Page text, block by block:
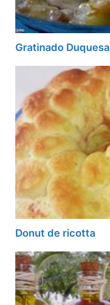
Gratinado Duquesa
Donut de ricotta